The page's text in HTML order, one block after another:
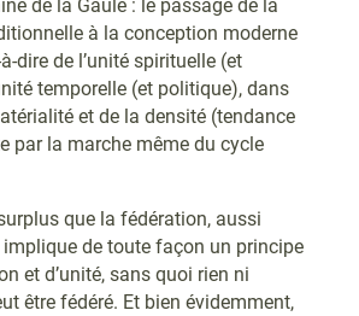
de la Gaule : le passage de la
à la conception moderne
à-dire de l’unité spirituelle (et
temporelle (et politique), dans
et de la densité (tendance
par la marche même du cycle
que la fédération, aussi
implique de toute façon un principe
et d’unité, sans quoi rien ni
être fédéré. Et bien évidemment,